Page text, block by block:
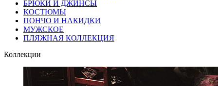
БРЮКИ И ДЖИНСЫ
КОСТЮМЫ
ПОНЧО И НАКИДКИ
МУЖСКОЕ
ПЛЯЖНАЯ КОЛЛЕКЦИЯ
Коллекции